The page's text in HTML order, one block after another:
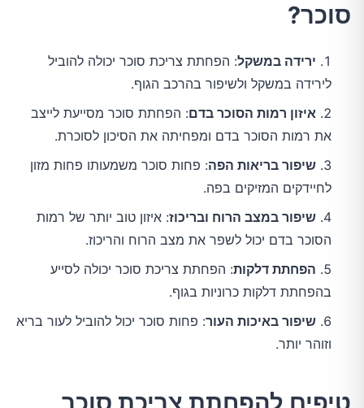
סוכר?
ירידה במשקל: הפחתת צריכת סוכר יכולה להוביל
לירידה במשקל ולשיפור בהרכב הגוף.
איזון רמות הסוכר בדם: הפחתת סוכר מסייעת לייצב
את רמות הסוכר בדם ומפחיתה את הסיכון לסוכרת.
שיפור בריאות הפה: פחות סוכר משמעותו פחות מזון
לחיידקים המזיקים בפה.
שיפור במצב הרוח ובריכוז: איזון טוב יותר של רמות
הסוכר בדם יכול לשפר את מצב הרוח והריכוז.
הפחתת דלקות: הפחתת צריכת סוכר יכולה לסייע
בהפחתת דלקות כרוניות בגוף.
שיפור באיכות העור: פחות סוכר יכול להוביל לעור בריא
וזוהר יותר.